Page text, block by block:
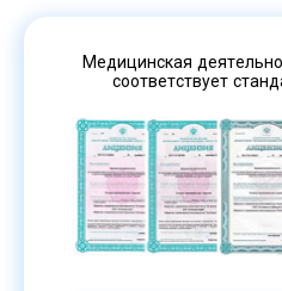
Медицинская
соответствует